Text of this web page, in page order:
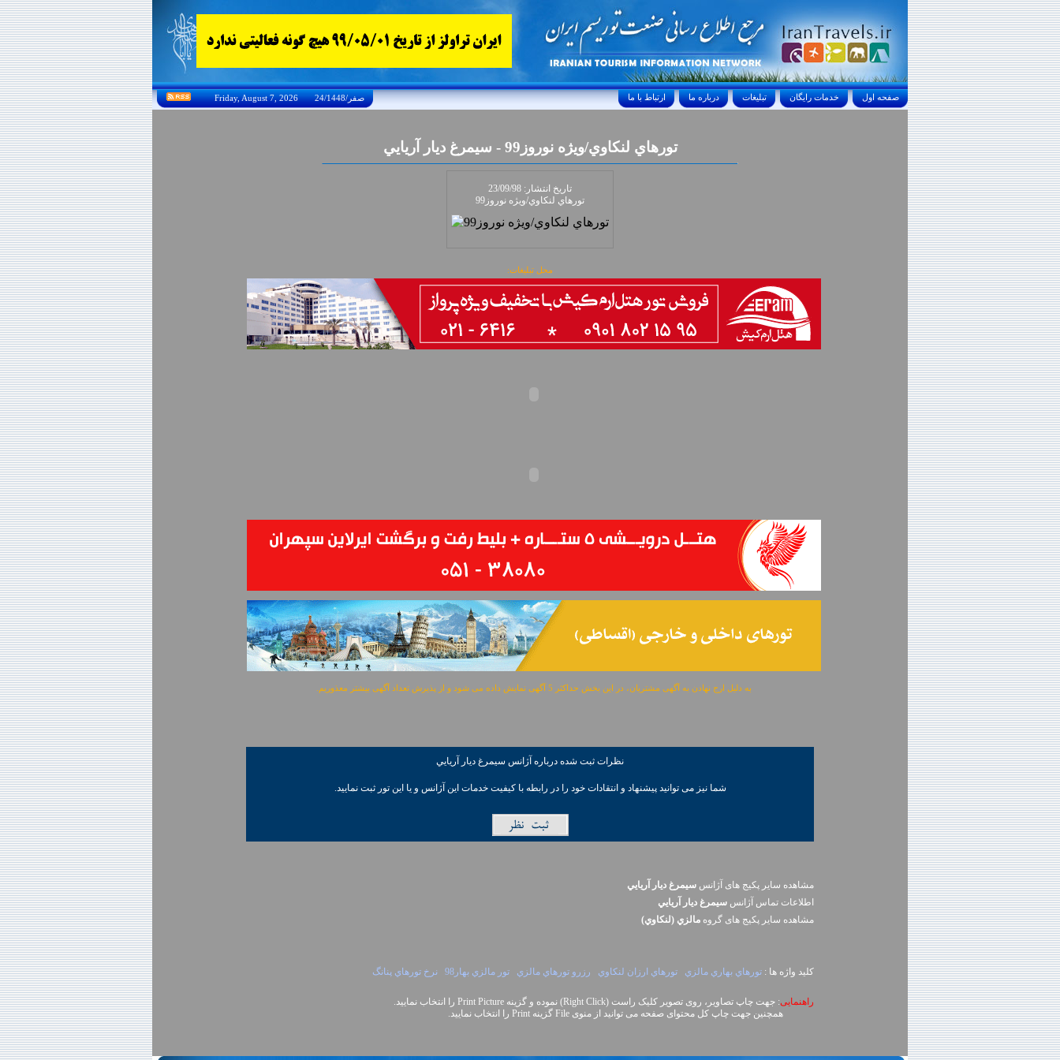
Friday, August 7, 2026 24/صفر/1448 ارتباط با ما درباره ما تبليغات خدمات رايگان صفحه اول
تورهاي لنکاوي/ويژه نوروز99 - سيمرغ ديار آريايي
تاريخ انتشار: 23/09/98
تورهاي لنکاوي/ويژه نوروز99
محل تبلیغات:
به دلیل ارج نهادن به آگهی مشتریان، در این بخش حداکثر 5 آگهی نمایش داده می شود و از پذیرش تعداد آگهی بیشتر معذوریم.
نظرات ثبت شده درباره آژانس سيمرغ ديار آريايي
شما نيز می توانيد پیشنهاد و انتقادات خود را در رابطه با کیفیت خدمات این آژانس و یا این تور ثبت نمایید.
مشاهده سایر پکیج های آژانس سيمرغ ديار آريايي
اطلاعات تماس آژانس سيمرغ ديار آريايي
مشاهده سایر پکيج های گروه مالزي (لنکاوي)
کلید واژه ها : تورهاي بهاري مالزي تورهاي ارزان لنکاوي رزرو تورهاي مالزي تور مالزي بهار98 نرخ تورهاي پنانگ
راهنمایی: جهت چاپ تصاویر، روی تصویر کلیک راست (Right Click) نموده و گزینه Print Picture را انتخاب نمایید.
همچنین جهت چاپ کل محتوای صفحه می توانید از منوی File گزینه Print را انتخاب نمایید.